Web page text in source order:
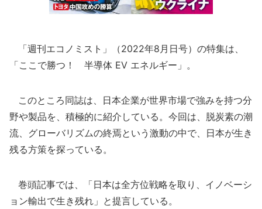
「週刊エコノミスト」（2022年8月日号）の特集は、
「ここで勝つ！ 半導体 EV エネルギー」。
このところ同誌は、日本企業が世界市場で強みを持つ分
野や製品を、積極的に紹介している。今回は、脱炭素の潮
流、グローバリズムの終焉という激動の中で、日本が生き
残る方策を探っている。
巻頭記事では、「日本は全方位戦略を取り、イノベーシ
ョン輸出で生き残れ」と提言している。